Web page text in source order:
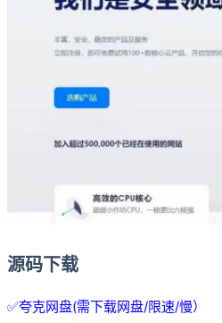
源码下载
✅夸克网盘(需下载网盘/限速/慢）